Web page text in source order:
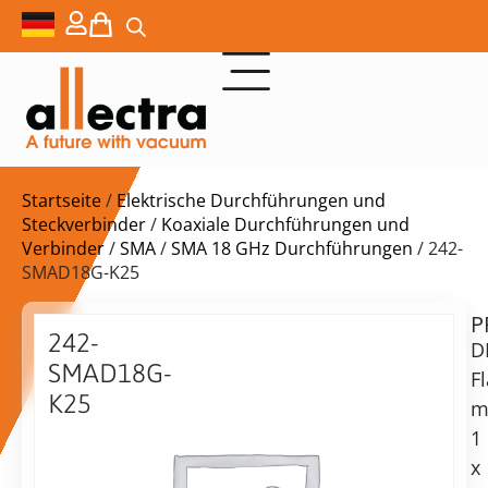
Startseite/ Elektrische Durchführungen und
Steckverbinder/ Koaxiale Durchführungen und
Verbinder/SMA/SMA 18 GHz Durchführungen / 242-
SMAD18G-K25
242-
SMAD18G-
K25
$
1
x